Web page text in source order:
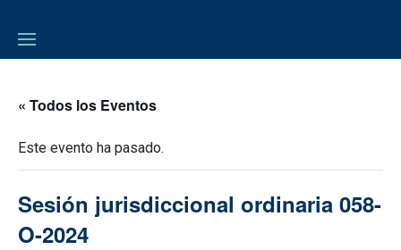
« Todos los Eventos
Este evento ha pasado.
Sesión jurisdiccional ordinaria 058-
O-2024